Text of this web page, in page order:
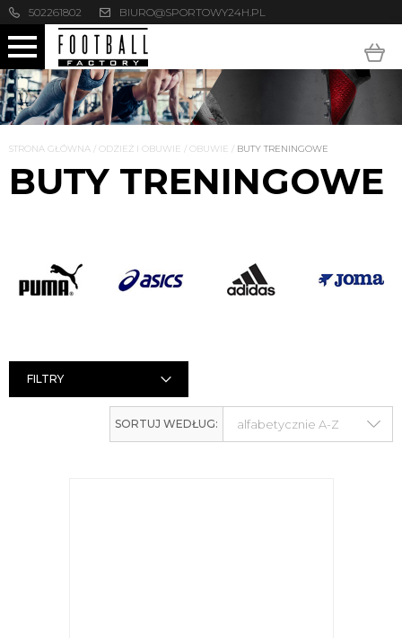
502261802 BIURO@SPORTOWY24H.PL
STRONA GŁÓWNA / ODZIEŻ I OBUWIE / OBUWIE / BUTY TRENINGOWE
BUTY TRENINGOWE
FILTRY
SORTUJ WEDŁUG: